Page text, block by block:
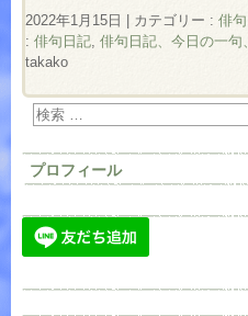
2022年1月15日 カテゴリー : 俳句
: 俳句日記, 俳句日記、今日の一句
takako
プロフィール